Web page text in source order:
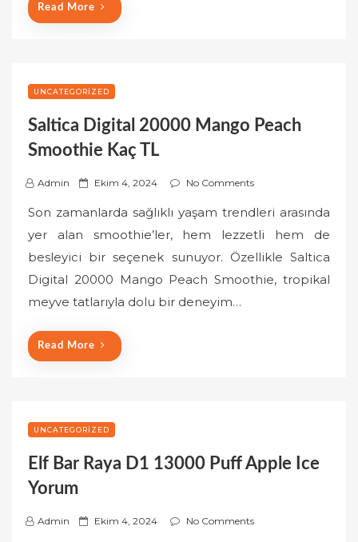
Read More
UNCATEGORIZED
Saltica Digital 20000 Mango Peach
Smoothie Kaç TL
Admin
P
s
e
d
o
Ekim 4, 2024 No Comments
Son zamanlarda sağlıklı yaşam trendleri arasında
yer alan smoothie’ler, hem lezzetli hem de
besleyici bir seçenek sunuyor. Özellikle Saltica
Digital 20000 Mango Peach Smoothie, tropikal
meyve tatlarıyla dolu bir deneyim…
Read More
UNCATEGORIZED
Elf Bar Raya D1 13000 Puff Apple Ice
Yorum
Admin
P Ekim 4, 2024 No Comments